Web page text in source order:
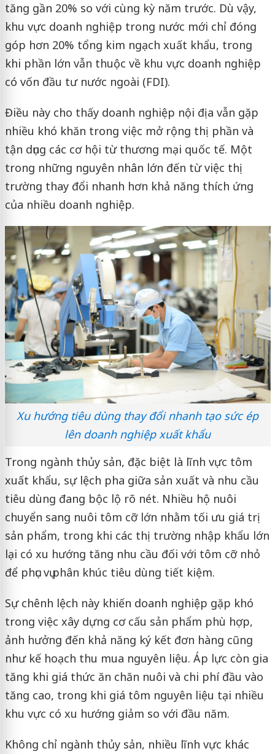
tăng gần 20% so với cùng kỳ năm trước. Dù vậy,
khu vực doanh nghiệp trong nước mới chỉ đóng
góp hơn 20% tổng kim ngạch xuất khẩu, trong
khi phần lớn vẫn thuộc về khu vực doanh nghiệp
có vốn đầu tư nước ngoài (FDI).
Điều này cho thấy doanh nghiệp nội địa vẫn gặp
nhiều khó khăn trong việc mở rộng thị phần và
tận dụng các cơ hội từ thương mại quốc tế. Một
trong những nguyên nhân lớn đến từ việc thị
trường thay đổi nhanh hơn khả năng thích ứng
của nhiều doanh nghiệp.
Xu hướng tiêu dùng thay đổi nhanh tạo sức ép
lên doanh nghiệp xuất khẩu
Trong ngành thủy sản, đặc biệt là lĩnh vực tôm
xuất khẩu, sự lệch pha giữa sản xuất và nhu cầu
tiêu dùng đang bộc lộ rõ nét. Nhiều hộ nuôi
chuyển sang nuôi tôm cỡ lớn nhằm tối ưu giá trị
sản phẩm, trong khi các thị trường nhập khẩu lớn
lại có xu hướng tăng nhu cầu đối với tôm cỡ nhỏ
để phục vụ phân khúc tiêu dùng tiết kiệm.
Sự chênh lệch này khiến doanh nghiệp gặp khó
trong việc xây dựng cơ cấu sản phẩm phù hợp,
ảnh hưởng đến khả năng ký kết đơn hàng cũng
như kế hoạch thu mua nguyên liệu. Áp lực còn gia
tăng khi giá thức ăn chăn nuôi và chi phí đầu vào
tăng cao, trong khi giá tôm nguyên liệu tại nhiều
khu vực có xu hướng giảm so với đầu năm.
Không chỉ ngành thủy sản, nhiều lĩnh vực khác